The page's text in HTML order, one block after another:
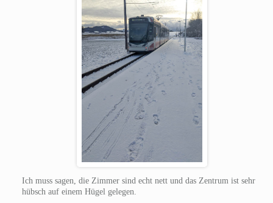
Ich muss sagen, die Zimmer sind echt nett und das Zentrum ist sehr
hübsch auf einem Hügel gelegen.